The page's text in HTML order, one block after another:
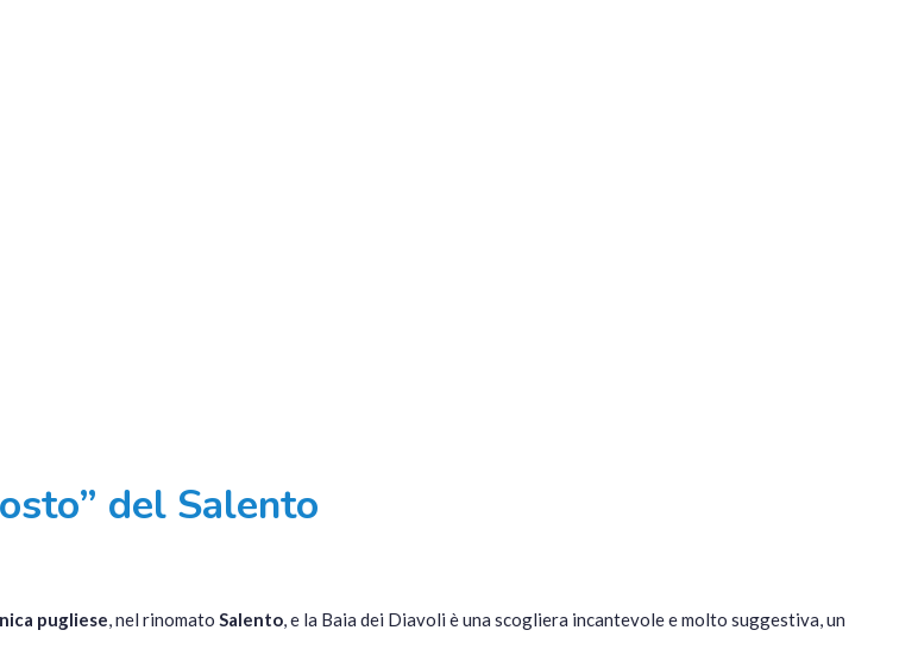
del Salento
pugliese, nel rinomato Salento, e la Baia dei Diavoli è una scogliera incantevole e molto suggestiva, un